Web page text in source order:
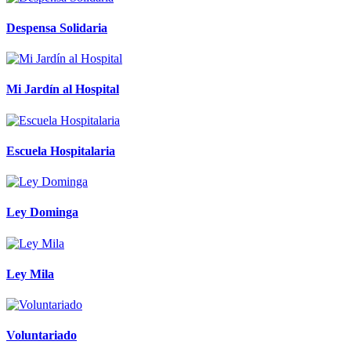
Despensa Solidaria
Mi Jardín al Hospital
Escuela Hospitalaria
Ley Dominga
Ley Mila
Voluntariado